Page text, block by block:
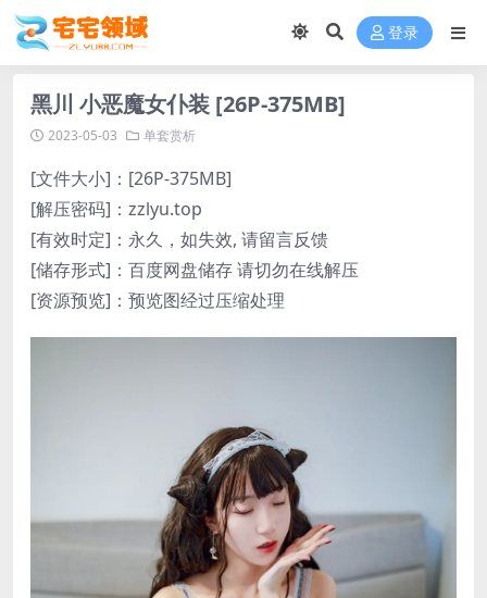
登录
黑川 小恶魔女仆装 [26P-375MB]
2023-05-03 单套赏析
[文件大小]：[26P-375MB]
[解压密码]：zzlyu.top
[有效时定]：永久，如失效, 请留言反馈
[储存形式]：百度网盘储存 请切勿在线解压
[资源预览]：预览图经过压缩处理